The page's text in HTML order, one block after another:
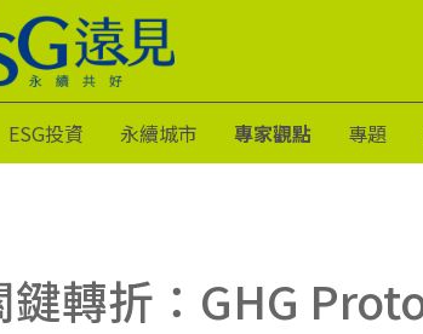
ESG投資 永續城市 專家觀點 專題
轉折：GHG